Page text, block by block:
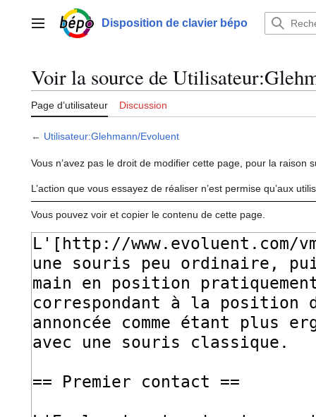
contenuMenu principalDisposition de clavier bépo
Voir la source de
Page d’utilisateur Discussion
← Utilisateur:Glehmann/Evoluent
Vous n’avez pas le droit de modifier cette page, pour la raison
L’action que vous essayez de réaliser n’est permise qu’aux
Vous pouvez voir et copier le contenu de cette page.